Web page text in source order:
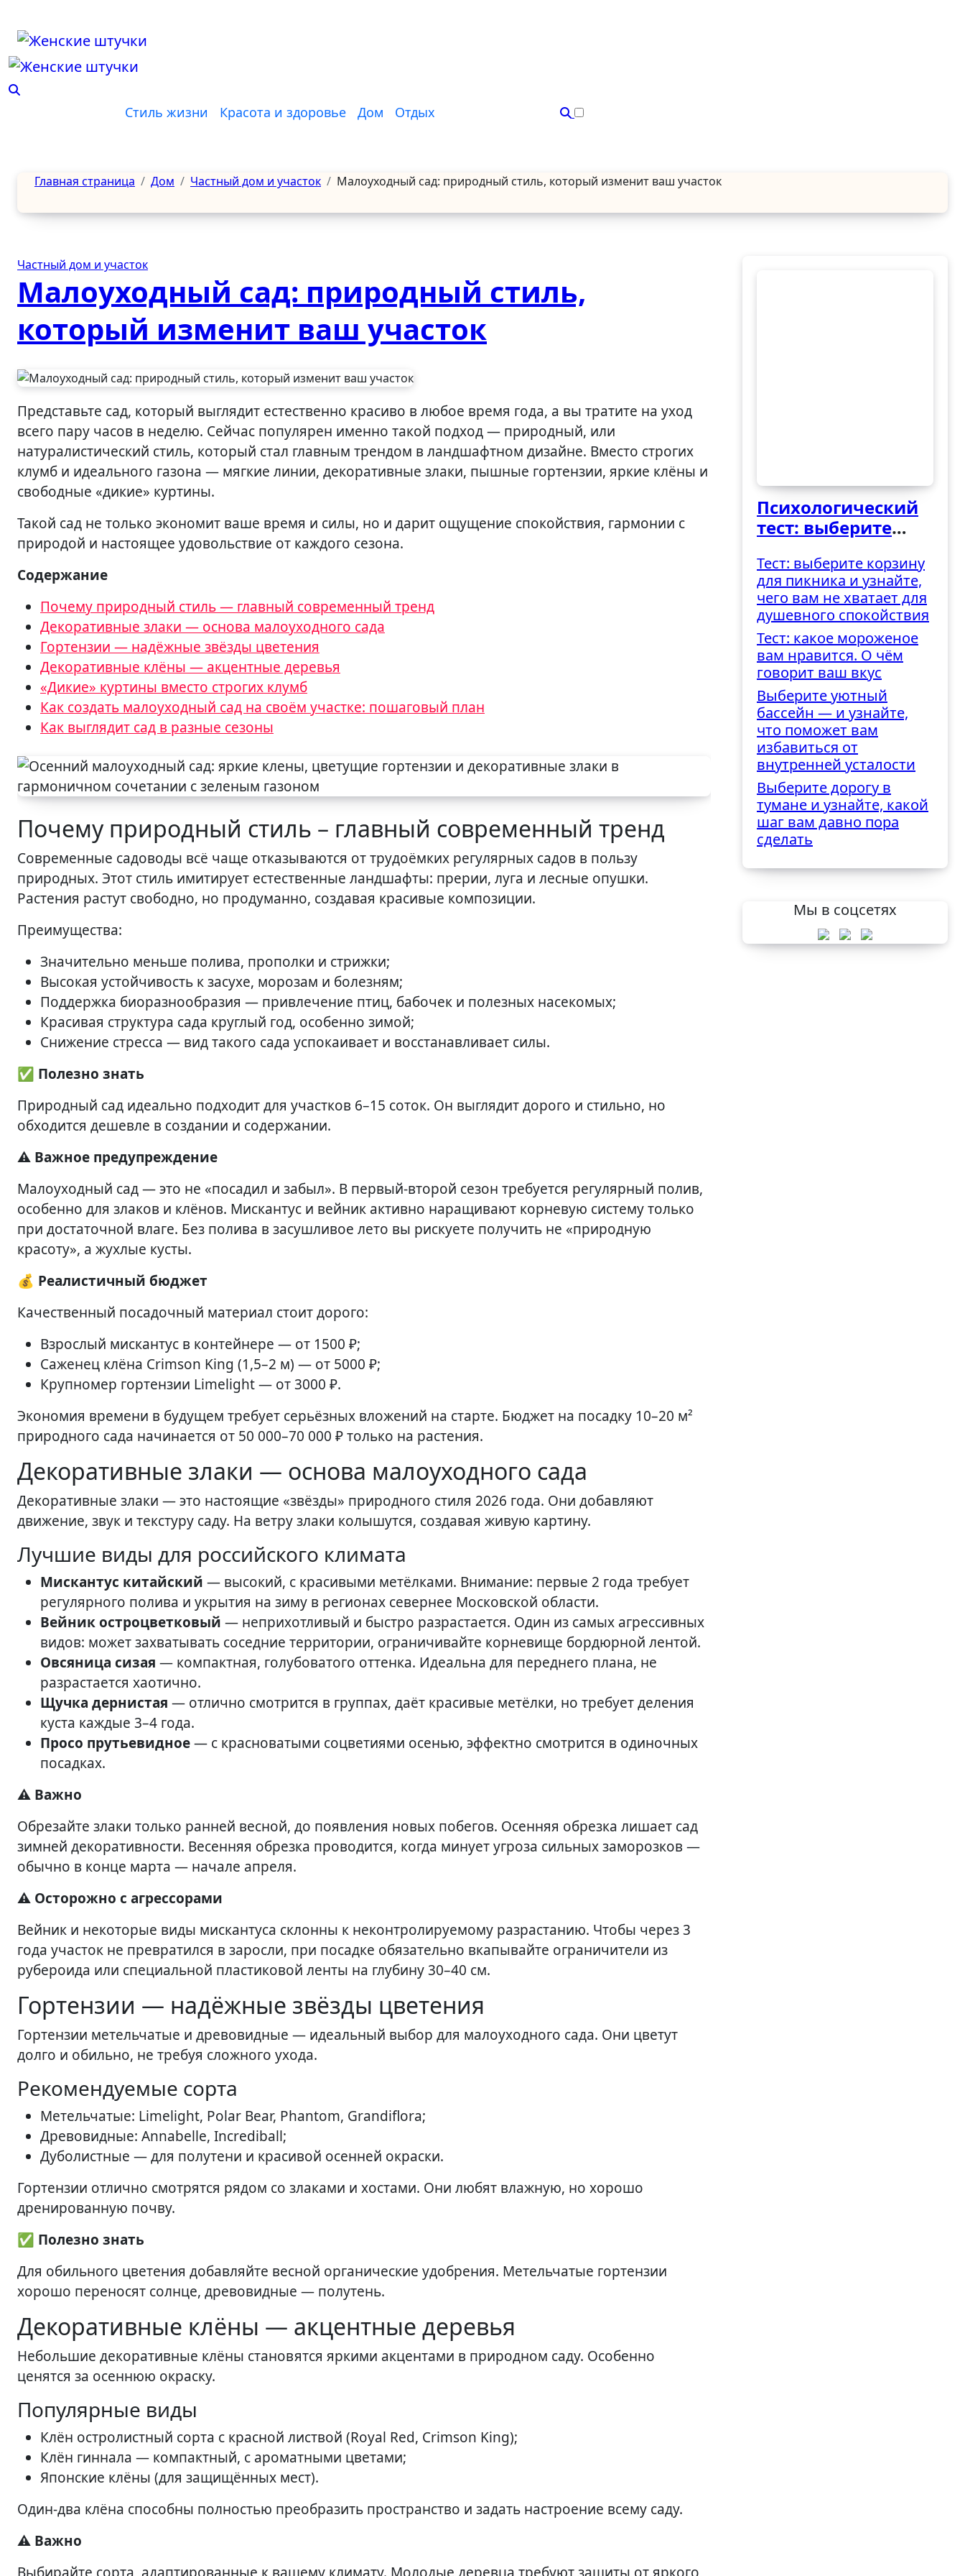
содержанию
Стиль жизни Красота и здоровье Дом Отдых
Главная страница Дом Частный дом и участок Малоуходный сад: природный стиль, который изменит ваш участок
Частный дом и участок
Малоуходный сад: природный стиль,
который изменит ваш участок
Представьте сад, который выглядит естественно красиво в любое время года, а вы тратите на уход
всего пару часов в неделю. Сейчас популярен именно такой подход — природный, или
натуралистический стиль, который стал главным трендом в ландшафтном дизайне. Вместо строгих
клумб и идеального газона — мягкие линии, декоративные злаки, пышные гортензии, яркие клёны и
свободные «дикие» куртины.
Такой сад не только экономит ваше время и силы, но и дарит ощущение спокойствия, гармонии с
природой и настоящее удовольствие от каждого сезона.
Содержание
Почему природный стиль — главный современный тренд
Декоративные злаки — основа малоуходного сада
Гортензии — надёжные звёзды цветения
Декоративные клёны — акцентные деревья
«Дикие» куртины вместо строгих клумб
Как создать малоуходный сад на своём участке: пошаговый план
Как выглядит сад в разные сезоны
Почему природный стиль – главный современный тренд
Современные садоводы всё чаще отказываются от трудоёмких регулярных садов в пользу
природных. Этот стиль имитирует естественные ландшафты: прерии, луга и лесные опушки.
Растения растут свободно, но продуманно, создавая красивые композиции.
Преимущества:
Значительно меньше полива, прополки и стрижки;
Высокая устойчивость к засухе, морозам и болезням;
Поддержка биоразнообразия — привлечение птиц, бабочек и полезных насекомых;
Красивая структура сада круглый год, особенно зимой;
Снижение стресса — вид такого сада успокаивает и восстанавливает силы.
✅ Полезно знать
Природный сад идеально подходит для участков 6–15 соток. Он выглядит дорого и стильно, но
обходится дешевле в создании и содержании.
⚠️ Важное предупреждение
Малоуходный сад — это не «посадил и забыл». В первый-второй сезон требуется регулярный полив,
особенно для злаков и клёнов. Мискантус и вейник активно наращивают корневую систему только
при достаточной влаге. Без полива в засушливое лето вы рискуете получить не «природную
красоту», а жухлые кусты.
💰 Реалистичный бюджет
Качественный посадочный материал стоит дорого:
Взрослый мискантус в контейнере — от 1500 ₽;
Саженец клёна Crimson King (1,5–2 м) — от 5000 ₽;
Крупномер гортензии Limelight — от 3000 ₽.
Экономия времени в будущем требует серьёзных вложений на старте. Бюджет на посадку 10–20 м²
природного сада начинается от 50 000–70 000 ₽ только на растения.
Декоративные злаки — основа малоуходного сада
Декоративные злаки — это настоящие «звёзды» природного стиля 2026 года. Они добавляют
движение, звук и текстуру саду. На ветру злаки колышутся, создавая живую картину.
Лучшие виды для российского климата
Мискантус китайский — высокий, с красивыми метёлками. Внимание: первые 2 года требует
регулярного полива и укрытия на зиму в регионах севернее Московской области.
Вейник остроцветковый — неприхотливый и быстро разрастается. Один из самых агрессивных
видов: может захватывать соседние территории, ограничивайте корневище бордюрной лентой.
Овсяница сизая — компактная, голубоватого оттенка. Идеальна для переднего плана, не
разрастается хаотично.
Щучка дернистая — отлично смотрится в группах, даёт красивые метёлки, но требует деления
куста каждые 3–4 года.
Просо прутьевидное— с красноватыми соцветиями осенью, эффектно смотрится в одиночных
посадках.
⚠️ Важно
Обрезайте злаки только ранней весной, до появления новых побегов. Осенняя обрезка лишает сад
зимней декоративности. Весенняя обрезка проводится, когда минует угроза сильных заморозков —
обычно в конце марта — начале апреля.
⚠️ Осторожно с агрессорами
Вейник и некоторые виды мискантуса склонны к неконтролируемому разрастанию. Чтобы через 3
года участок не превратился в заросли, при посадке обязательно вкапывайте ограничители из
рубероида или специальной пластиковой ленты на глубину 30–40 см.
Гортензии — надёжные звёзды цветения
Гортензии метельчатые и древовидные — идеальный выбор для малоуходного сада. Они цветут
долго и обильно, не требуя сложного ухода.
Рекомендуемые сорта
Метельчатые: Limelight, Polar Bear, Phantom, Grandiflora;
Древовидные: Annabelle, Incrediball;
Дуболистные — для полутени и красивой осенней окраски.
Гортензии отлично смотрятся рядом со злаками и хостами. Они любят влажную, но хорошо
дренированную почву.
✅ Полезно знать
Для обильного цветения добавляйте весной органические удобрения. Метельчатые гортензии
хорошо переносят солнце, древовидные — полутень.
Декоративные клёны — акцентные деревья
Небольшие декоративные клёны становятся яркими акцентами в природном саду. Особенно
ценятся за осеннюю окраску.
Популярные виды
Клён остролистный сорта с красной листвой (Royal Red, Crimson King);
Клён гиннала — компактный, с ароматными цветами;
Японские клёны (для защищённых мест).
Один-два клёна способны полностью преобразить пространство и задать настроение всему саду.
⚠️ Важно
Психологический
тест: выберите
как вы
справляетесь с
трудностями
Тест: выберите корзину
для пикника и узнайте,
чего вам не хватает для
душевного спокойствия
Тест: какое мороженое
вам нравится. О чём
говорит ваш вкус
Выберите уютный
бассейн — и узнайте,
что поможет вам
избавиться от
внутренней усталости
Выберите дорогу в
тумане и узнайте, какой
шаг вам давно пора
сделать
Мы в соцсетях